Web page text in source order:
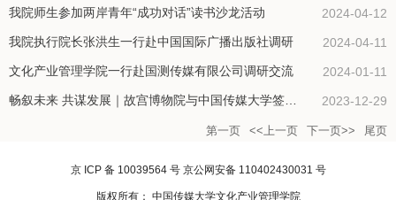
我院师生参加两岸青年“成功对话”读书沙龙活动
2024-04-12
我院执行院长张洪生一行赴中国国际广播出版社调研
2024-04-11
文化产业管理学院一行赴国测传媒有限公司调研交流
2024-01-11
畅叙未来 共谋发展｜故宫博物院与中国传媒大学签署战略合作协议
2023-12-29
第一页 <<上一页 下一页>> 尾页
京 ICP 备 10039564 号 京公网安备 110402430031 号
版权所有： 中国传媒大学文化产业管理学院